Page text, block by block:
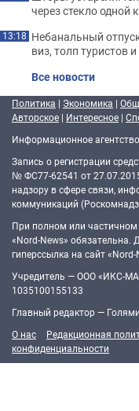
через стекло одной
13:18 Небанальный
виз, толп туристов
Все новости
Политика | Экономика |
Авторское | Интересное |
Информационное
Запись о регистрации
№ ФС77-62541 от
надзору в сфере связи,
коммуникаций
При полном или
«Nord-News» обязательна.
гиперссылка на сайт «Nord-
Учредитель — ООО «ИКС-
1035100155133
Главный редактор —
О нас
Редакционная
конфиденциальности